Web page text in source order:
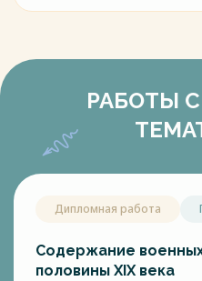
РАБОТЫ
Дипломная работа
Содержание
половины XIX века